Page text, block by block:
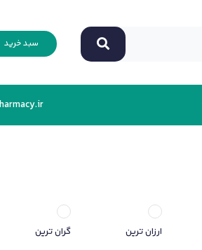
سبد خرید
ارزان ترین گران ترین